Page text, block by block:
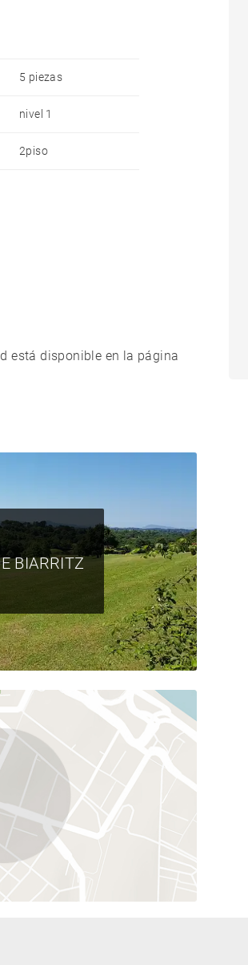
5 piezas
nivel 1
2piso
está disponible en la página
BIARRITZ